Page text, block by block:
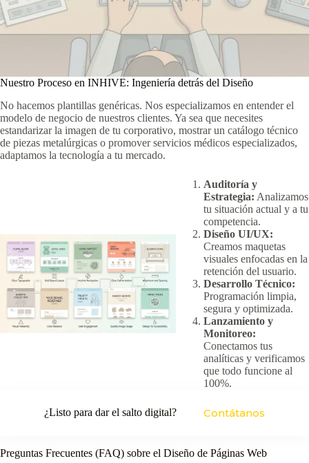
Nuestro Proceso en INHIVE: Ingeniería detrás del Diseño
No hacemos plantillas genéricas. Nos especializamos en entender el
modelo de negocio de nuestros clientes. Ya sea que necesites
estandarizar la imagen de tu corporativo, mostrar un catálogo técnico
de piezas metalúrgicas o promover servicios médicos especializados,
adaptamos la tecnología a tu mercado.
Auditoría y
Estrategia: Analizamos
tu situación actual y a tu
competencia.
Diseño UI/UX:
Creamos maquetas
visuales enfocadas en la
retención del usuario.
Desarrollo Técnico:
Programación limpia,
segura y optimizada.
Lanzamiento y
Monitoreo:
Conectamos tus
analíticas y verificamos
que todo funcione al
100%.
¿Listo para dar el salto digital? Contátanos
Preguntas Frecuentes (FAQ) sobre el Diseño de Páginas Web